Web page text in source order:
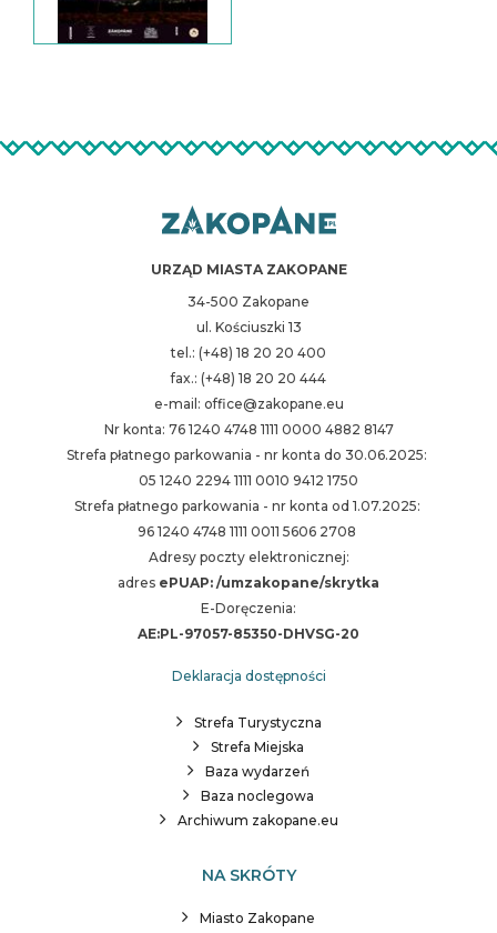
URZĄD MIASTA ZAKOPANE
34-500 Zakopane
ul. Kościuszki 13
tel.: (+48) 18 20 20 400
fax.: (+48) 18 20 20 444
e-mail: office@zakopane.eu
Nr konta: 76 1240 4748 1111 0000 4882 8147
Strefa płatnego parkowania - nr konta do 30.06.2025:
05 1240 2294 1111 0010 9412 1750
Strefa płatnego parkowania - nr konta od 1.07.2025:
96 1240 4748 1111 0011 5606 2708
Adresy poczty elektronicznej:
adres ePUAP: /umzakopane/skrytka
E-Doręczenia:
AE:PL-97057-85350-DHVSG-20
Deklaracja dostępności
Strefa Turystyczna
Strefa Miejska
Baza wydarzeń
Baza noclegowa
Archiwum zakopane.eu
NA SKRÓTY
Miasto Zakopane